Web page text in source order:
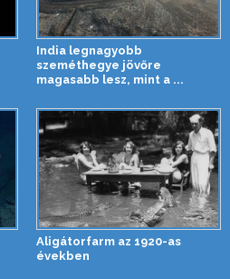
India legnagyobb
szeméthegye jövőre
magasabb lesz, mint a ...
Aligátorfarm az 1920-as
években